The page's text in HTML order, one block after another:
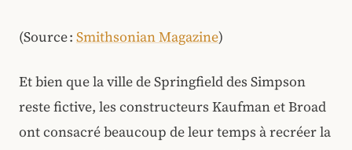
(Source : Smithsonian Magazine)
Et bien que la ville de Springfield des Simpson
reste fictive, les constructeurs Kaufman et Broad
ont consacré beaucoup de leur temps à recréer la